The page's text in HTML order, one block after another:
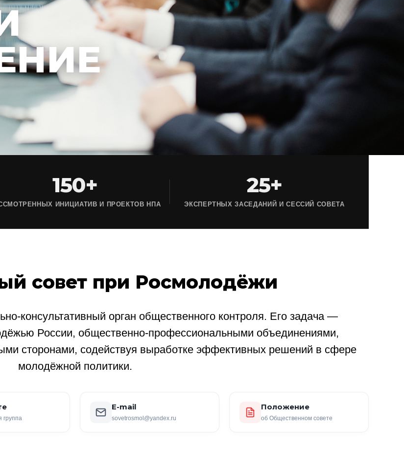
150+
ИНИЦИАТИВ И ПРОЕКТОВ НПА
25+
ЭКСПЕРТНЫХ ЗАСЕДАНИЙ И СЕССИЙ СОВЕТА
совет при Росмолодёжи
консультативный орган общественного контроля. Его задача —
России, общественно-профессиональными объединениями,
сторонами, содействуя выработке эффективных решений в сфере
молодёжной политики.
группа
E-mail
sovetrosmol@yandex.ru
Положение
об Общественном совете